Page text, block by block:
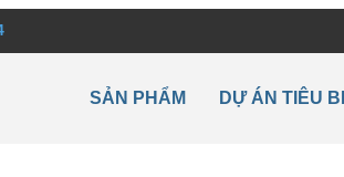
SẢN PHẨM DỰ ÁN TIÊU